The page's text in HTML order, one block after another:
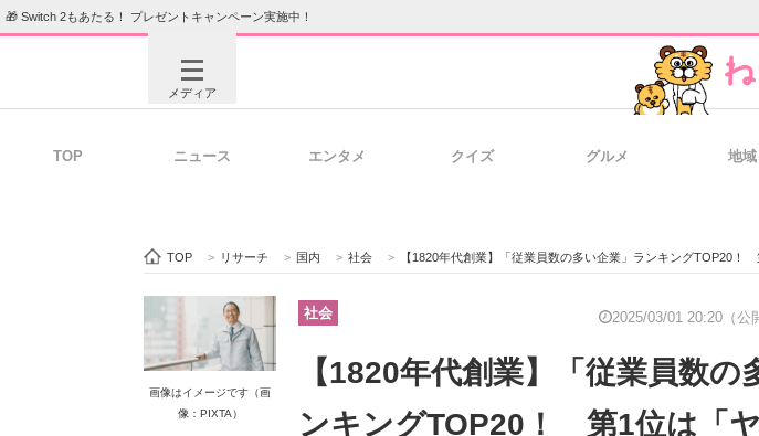
🎁 Switch 2もあたる！ プレゼントキャンペーン実施中！
メディア
ビジネスと働き方のヒント
TOP ニュース エンタメ クイズ グルメ 地域
TOP > リサーチ > 国内 > 社会 > 【1820年代創業】「従業員数の多い企業」ランキングTOP20！ 第1位は「
画像はイメージです（画
像：PIXTA）
社会 2025/03/01 20:20（公
【1820年代創業】「従業員数の
ンキングTOP20！ 第1位は「